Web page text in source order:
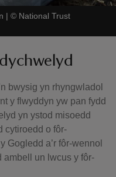
| © National Trust
bwysig yn rhyngwladol
y flwyddyn yw pan fydd
yn ystod misoedd
cytiroedd o fôr-
a’r fôr-wennol
ambell un lwcus y fôr-